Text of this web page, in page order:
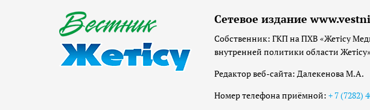
Сетевое издание
Собственник: ГКП на ПХВ «Жетісу
внутренней политики области Жетісу»
Редактор веб-сайта: Далекенова М.А.
Номер телефона приёмной: + 7 (7282)